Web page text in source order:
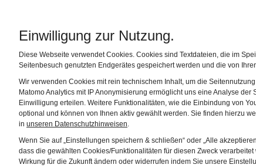
Einwilligung zur Nutzung.
Diese Webseite verwendet Cookies. Cookies sind Textdateien, die im
Seitenbesuch genutzten Endgerätes gespeichert werden und die von
Wir verwenden Cookies mit rein technischem Inhalt, um die
Matomo Analytics mit IP Anonymisierung ermöglicht uns eine Analyse
Einwilligung erteilen. Weitere Funktionalitäten, wie die Einbindung von
optional und können von Ihnen aktiv gewählt werden. Sie finden hierzu
in unseren Datenschutzhinweisen.
Wenn Sie auf „Einstellungen speichern & schließen“ oder „Alle
dass die gewählten Cookies/Funktionalitäten für diesen Zweck
Wirkung für die Zukunft ändern oder widerrufen indem Sie unsere
Alle Veranstaltungen finden im Museum
statt. Soweit nicht anderes angegeben, ist
und ohne Anmeldung. Änderungen
Anmeldung / Info: